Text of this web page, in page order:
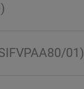
01)